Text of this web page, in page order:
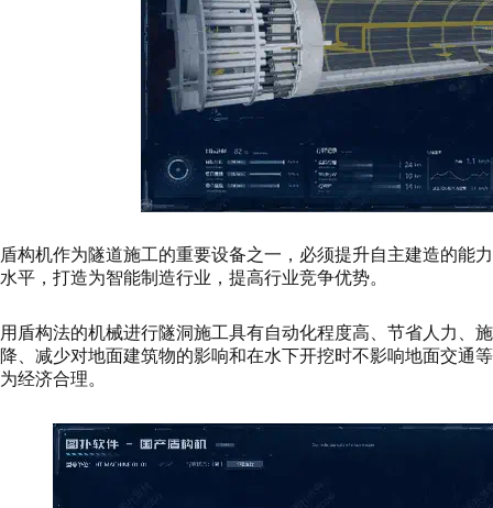
盾构机作为隧道施工的重要设备之一，必须提升自主建造的能
水平，打造为智能制造行业，提高行业竞争优势。
用盾构法的机械进行隧洞施工具有自动化程度高、节省人力、
降、减少对地面建筑物的影响和在水下开挖时不影响地面交通
为经济合理。